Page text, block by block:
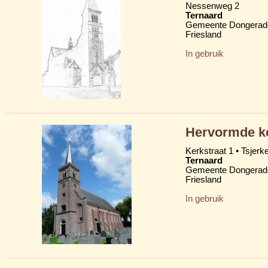
Nessenweg 2
Ternaard
Gemeente
Friesland
In gebruik
Hervormde
Kerkstraat 1 •
Ternaard
Gemeente
Friesland
In gebruik